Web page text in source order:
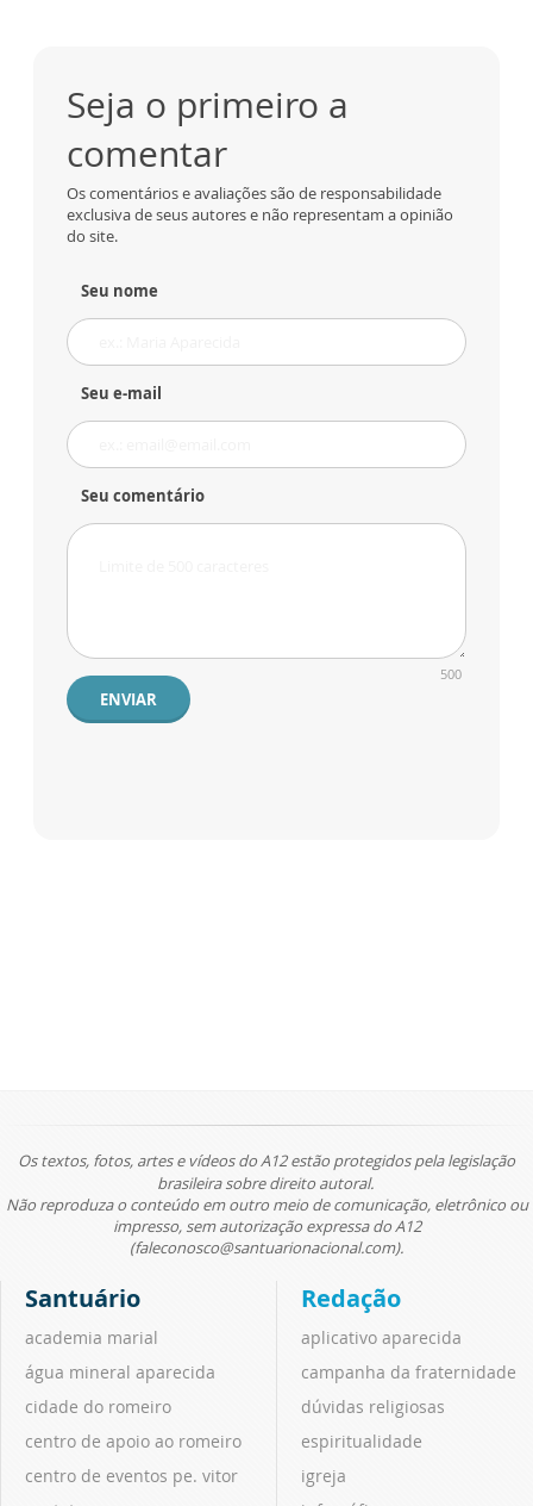
Seja o primeiro a
comentar
Os comentários e avaliações são de responsabilidade
exclusiva de seus autores e não representam a opinião
do site.
Seu nome
Seu e-mail
Seu comentário
500
ENVIAR
Os textos, fotos, artes e vídeos do A12 estão protegidos pela legislação
brasileira sobre direito autoral.
Não reproduza o conteúdo em outro meio de comunicação, eletrônico ou
impresso, sem autorização expressa do A12
(faleconosco@santuarionacional.com).
Santuário
academia marial
água mineral aparecida
cidade do romeiro
centro de apoio ao romeiro
centro de eventos pe. vitor
Redação
aplicativo aparecida
campanha da fraternidade
dúvidas religiosas
espiritualidade
igreja